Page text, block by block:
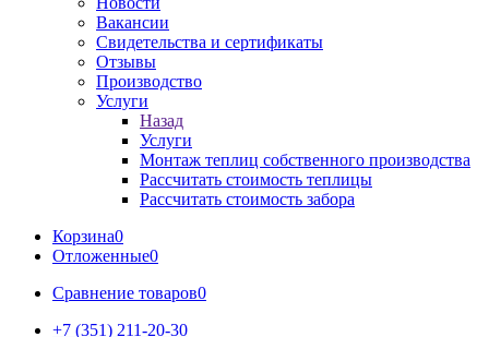
Вакансии
Свидетельства и сертификаты
Отзывы
Производство
Услуги
Назад
Услуги
Монтаж теплиц собственного производства
Рассчитать стоимость теплицы
Рассчитать стоимость забора
Корзина0
Отложенные0
Сравнение товаров0
+7 (351) 211-20-30